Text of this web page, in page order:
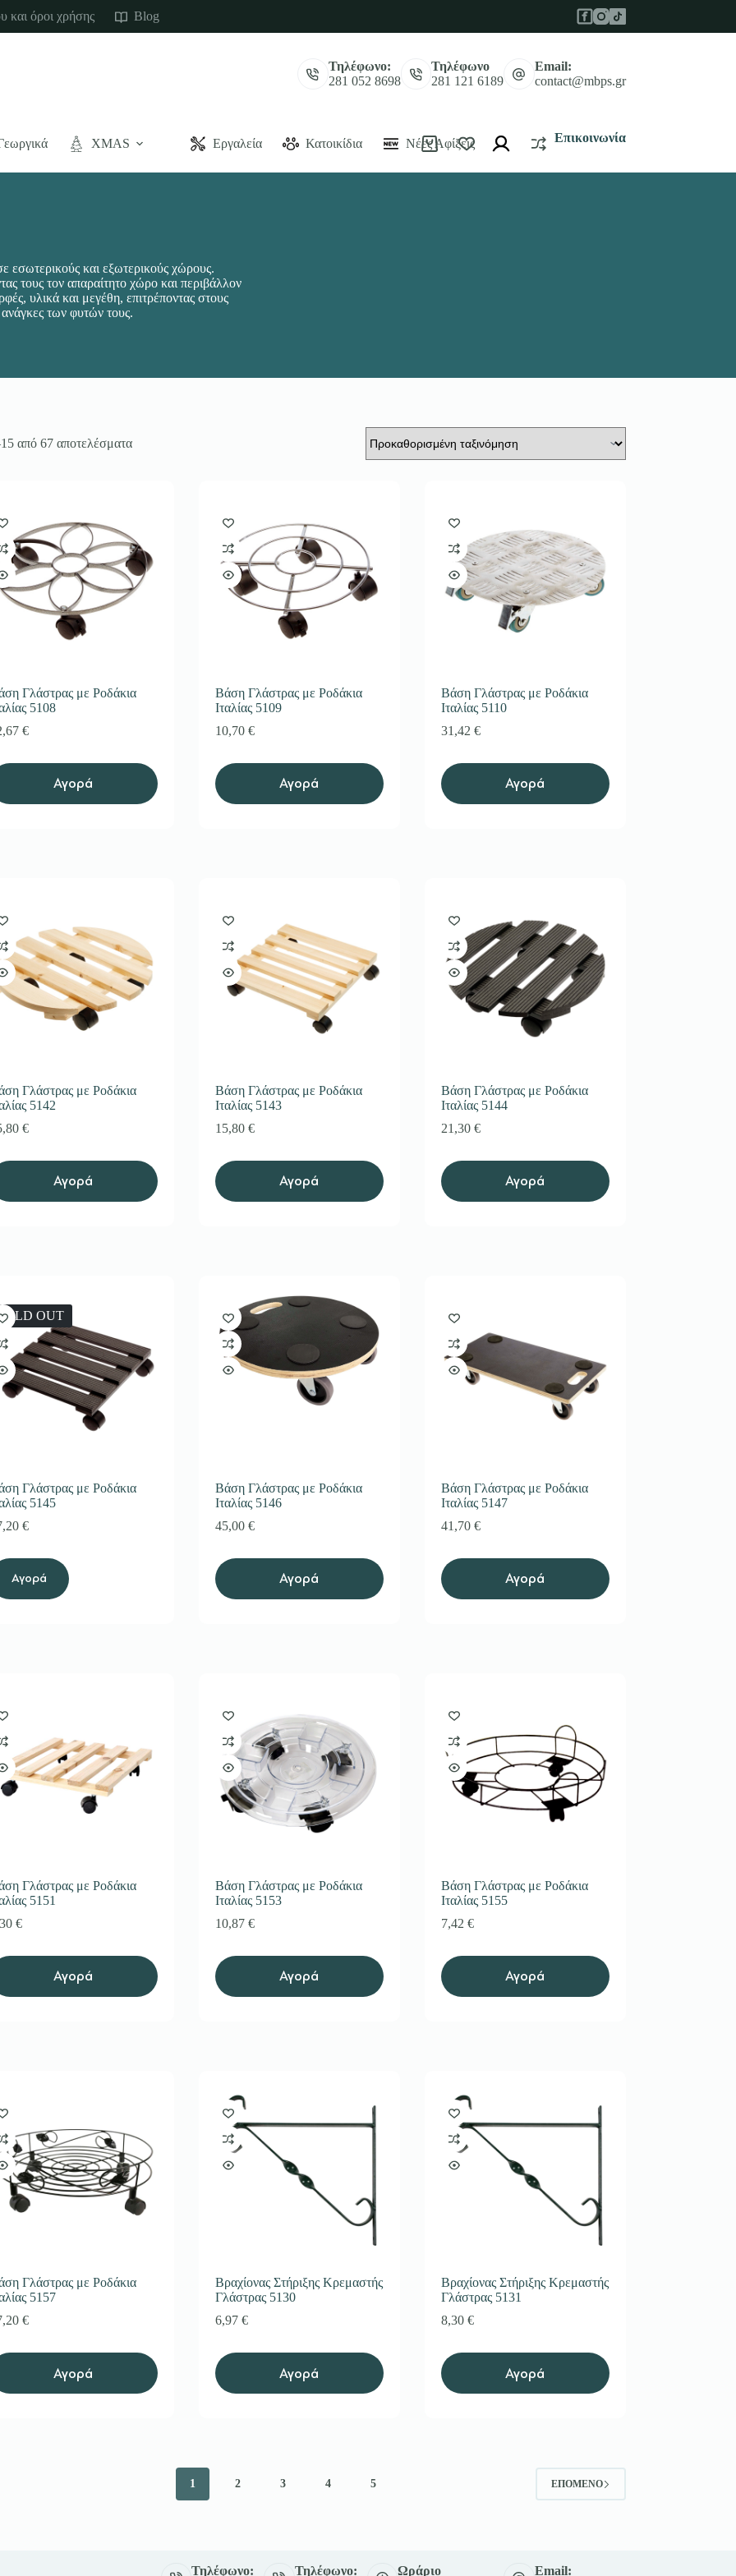
και όροι χρήσης Blog
Τηλέφωνο:
281 052 8698
Τηλέφωνο
281 121 6189
Email:
contact@mbps.gr
XMAS Εργαλεία Κατοικίδια Νέες Αφίξεις
Καλάθι
Επικοινωνία
εσωτερικούς και εξωτερικούς χώρους.
τους τον απαραίτητο χώρο και περιβάλλον
υλικά και μεγέθη, επιτρέποντας στους
ανάγκες των φυτών τους.
από 67 αποτελέσματα
Γλάστρας με Ροδάκια
5108
€
Αγορά
Βάση Γλάστρας με Ροδάκια
Ιταλίας 5109
10,70 €
Αγορά
Βάση Γλάστρας με Ροδάκια
Ιταλίας 5110
31,42 €
Αγορά
Γλάστρας με Ροδάκια
5142
€
Αγορά
Βάση Γλάστρας με Ροδάκια
Ιταλίας 5143
15,80 €
Αγορά
Βάση Γλάστρας με Ροδάκια
Ιταλίας 5144
21,30 €
Αγορά
OUT
Γλάστρας με Ροδάκια
5145
€
Αγορά
Βάση Γλάστρας με Ροδάκια
Ιταλίας 5146
45,00 €
Αγορά
Βάση Γλάστρας με Ροδάκια
Ιταλίας 5147
41,70 €
Αγορά
Γλάστρας με Ροδάκια
5151
€
Αγορά
Βάση Γλάστρας με Ροδάκια
Ιταλίας 5153
10,87 €
Αγορά
Βάση Γλάστρας με Ροδάκια
Ιταλίας 5155
7,42 €
Αγορά
Γλάστρας με Ροδάκια
5157
€
Αγορά
Βραχίονας Στήριξης Κρεμαστής
Γλάστρας 5130
6,97 €
Αγορά
Βραχίονας Στήριξης Κρεμαστής
Γλάστρας 5131
8,30 €
Αγορά
1 2 3 4 5 ΕΠΌΜΕΝΟ
Τηλέφωνο: Τηλέφωνο: Ωράριο Email: